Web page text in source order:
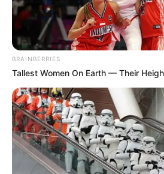
BRAINBERRIES
Tallest Women On Earth — Their